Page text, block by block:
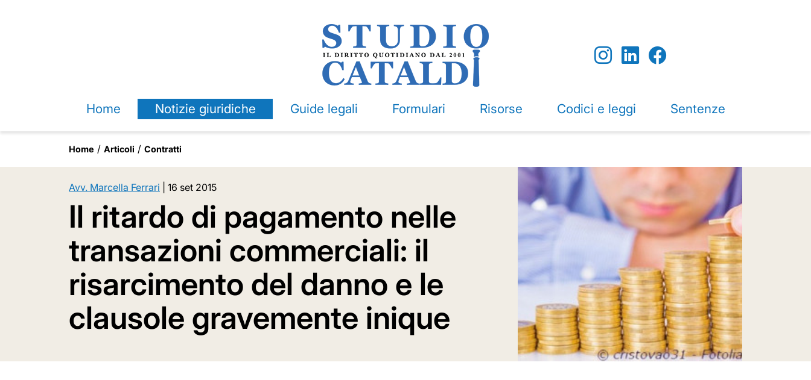
Home Notizie giuridiche Guide legali Formulari Risorse Codici e leggi Sentenze
Home Articoli Contratti
Avv. Marcella Ferrari 16 set 2015
Il ritardo di pagamento nelle
transazioni commerciali: il
risarcimento del danno e le
clausole gravemente inique